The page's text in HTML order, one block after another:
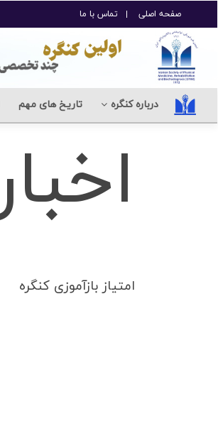
صفحه اصلی تماس با ما
درباره کنگره تاریخ های مهم
اخبار
امتیاز بازآموزی کنگره